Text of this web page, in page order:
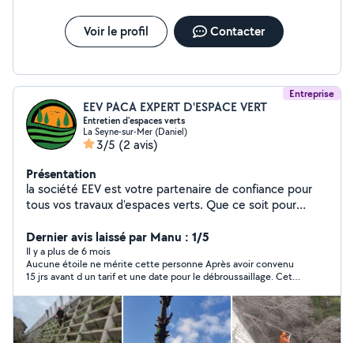
Voir le profil Contacter
Entreprise
EEV PACA EXPERT D'ESPACE VERT
Entretien d'espaces verts
La Seyne-sur-Mer (Daniel)
3/5 (2 avis)
Présentation
la société EEV est votre partenaire de confiance pour
tous vos travaux d'espaces verts. Que ce soit pour
général de vos extérieurs, on s'occupe de tout avec
sérieux, efficacité et bonne humeur ! Notre équipe
intervient rapidement et avec soin pour redonner vie à
vos jardins
Dernier avis laissé par Manu : 1/5
Il y a plus de 6 mois
Aucune étoile ne mérite cette personne Après avoir convenu
15 jrs avant d un tarif et une date pour le débroussaillage. Cet
un tarif exorbitant pour quelques heures de débroussaillage, du
vole pur et simple,c est inadmissible de trouver de tel
personne sur ce site A fuir absolument